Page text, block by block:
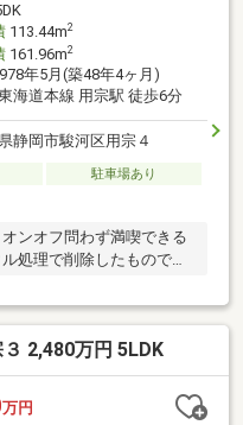
113.44m2
161.96m2
年5月(築48年4ヶ月)
東海道本線 用宗駅 徒歩6分
静岡市駿河区用宗４
駐車場あり
ンオフ問わず満喫できる
処理で削除したもので
2,480万円 5LDK
万円